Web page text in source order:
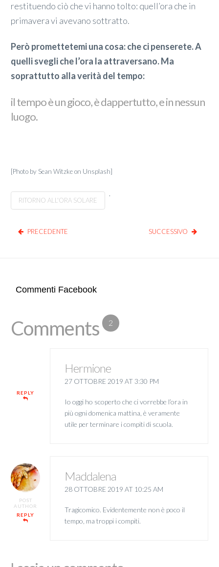
restituendo ciò che vi hanno tolto: quell’ora che in
primavera vi avevano sottratto.
Però promettetemi una cosa: che ci penserete. A
quelli svegli che l’ora la attraversano. Ma
soprattutto alla verità del tempo:
il tempo è un gioco, è dappertutto, e in nessun
luogo.
[Photo by Sean Witzke on Unsplash]
RITORNO ALL'ORA SOLARE
PRECEDENTE SUCCESSIVO
Commenti Facebook
Comments 2
REPLY
Hermione
27 OTTOBRE 2019 AT 3:30 PM
Io oggi ho scoperto che ci vorrebbe l’ora in
più ogni domenica mattina, è veramente
utile per terminare i compiti di scuola.
POST
AUTHOR
REPLY
Maddalena
28 OTTOBRE 2019 AT 10:25 AM
Tragicomico. Evidentemente non è poco il
tempo, ma troppi i compiti.